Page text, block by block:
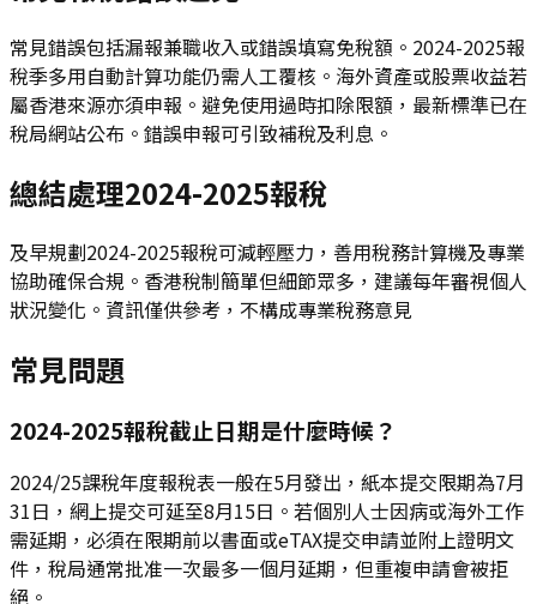
常見錯誤包括漏報兼職收入或錯誤填寫免稅額。2024-2025報
稅季多用自動計算功能仍需人工覆核。海外資產或股票收益若
屬香港來源亦須申報。避免使用過時扣除限額，最新標準已在
稅局網站公布。錯誤申報可引致補稅及利息。
總結處理2024-2025報稅
及早規劃2024-2025報稅可減輕壓力，善用稅務計算機及專業
協助確保合規。香港稅制簡單但細節眾多，建議每年審視個人
狀況變化。資訊僅供參考，不構成專業稅務意見
常見問題
2024-2025報稅截止日期是什麼時候？
2024/25課稅年度報稅表一般在5月發出，紙本提交限期為7月
31日，網上提交可延至8月15日。若個別人士因病或海外工作
需延期，必須在限期前以書面或eTAX提交申請並附上證明文
件，稅局通常批准一次最多一個月延期，但重複申請會被拒
絕。